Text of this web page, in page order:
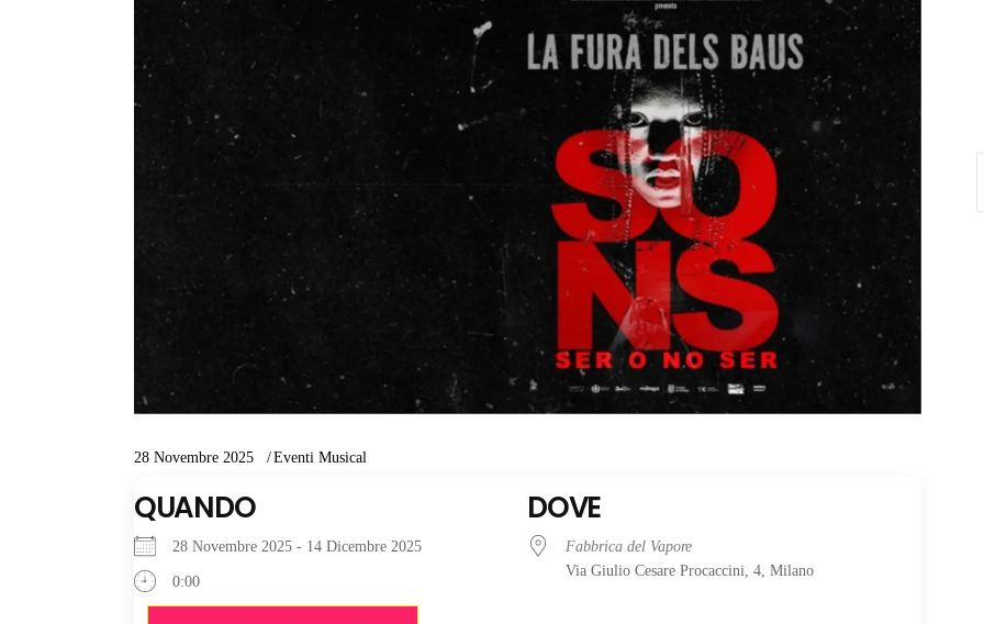
28 Novembre 2025 Eventi Musical
QUANDO
28 Novembre 2025 - 14 Dicembre 2025
0:00
DOVE
Fabbrica del Vapore
Via Giulio Cesare Procaccini, 4, Milano